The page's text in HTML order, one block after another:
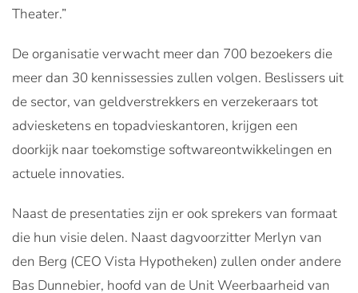
Theater.”
De organisatie verwacht meer dan 700 bezoekers die
meer dan 30 kennissessies zullen volgen. Beslissers uit
de sector, van geldverstrekkers en verzekeraars tot
adviesketens en topadvieskantoren, krijgen een
doorkijk naar toekomstige softwareontwikkelingen en
actuele innovaties.
Naast de presentaties zijn er ook sprekers van formaat
die hun visie delen. Naast dagvoorzitter Merlyn van
den Berg (CEO Vista Hypotheken) zullen onder andere
Bas Dunnebier, hoofd van de Unit Weerbaarheid van